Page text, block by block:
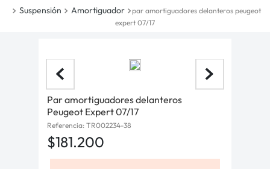
Suspensión Amortiguador
par amortiguadores delanteros peugeot
expert 07/17
Par amortiguadores delanteros
Peugeot Expert 07/17
Referencia: TR002234-38
$181.200